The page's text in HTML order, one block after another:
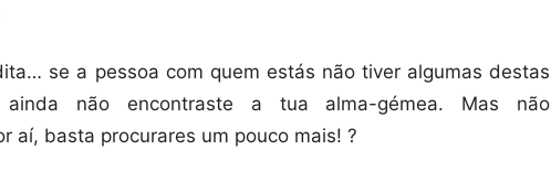
se a pessoa com quem estás não tiver algumas destas
ainda não encontraste a tua alma-gémea. Mas não
aí, basta procurares um pouco mais! ?